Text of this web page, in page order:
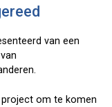
van een
project om te komen